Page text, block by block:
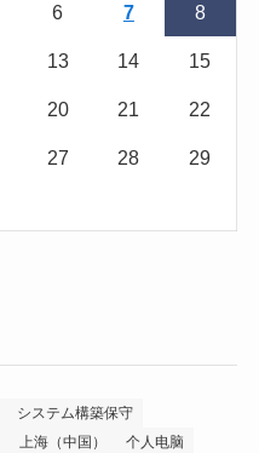
6 7 8
13 14 15
20 21 22
27 28 29
システム構築保守
上海（中国）
个人电脑